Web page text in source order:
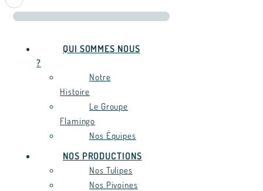
QUI SOMMES NOUS
?
Notre
Histoire
Le Groupe
Flamingo
Nos Équipes
NOS PRODUCTIONS
Nos Tulipes
Nos Pivoines